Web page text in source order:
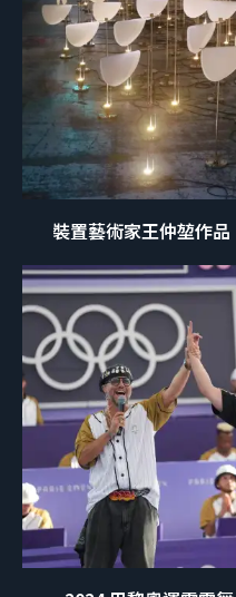
裝置藝術家王仲堃作